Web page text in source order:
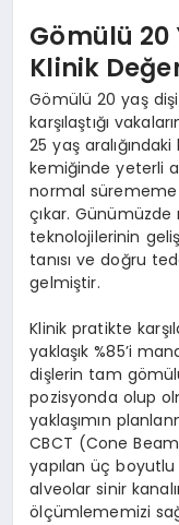
Gömülü 20
Klinik
Gömülü 20 yaş
karşılaştığı
25 yaş
kemiğinde yeterli
normal sürememe
çıkar.
teknolojilerinin
tanısı ve doğru
gelmiştir.
Klinik pratikte
yaklaşık %85’i
dişlerin tam
pozisyonda olup
yaklaşımın
CBCT (Cone
yapılan üç
alveolar sinir
ölçümlememizi